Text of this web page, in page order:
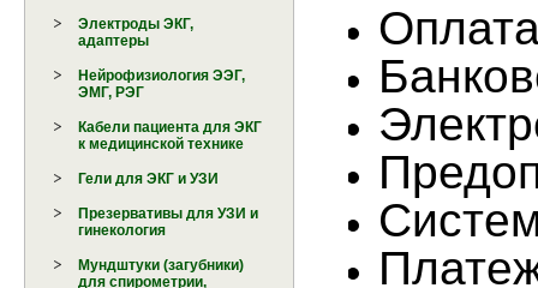
Электроды ЭКГ,
адаптеры
Нейрофизиология ЭЭГ,
ЭМГ, РЭГ
Кабели пациента для ЭКГ
к медицинской технике
Гели для ЭКГ и УЗИ
Презервативы для УЗИ и
гинекология
Мундштуки (загубники)
для спирометрии,